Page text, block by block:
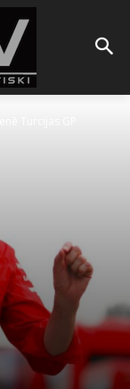
Turcijas GP